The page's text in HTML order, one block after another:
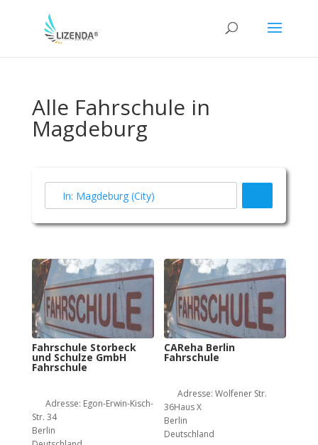
Alle Fahrschule in
Magdeburg
Fahrschule Storbeck
und Schulze GmbH
Fahrschule
Adresse: Egon-Erwin-Kisch-
Str. 34
Berlin
CAReha Berlin
Fahrschule
Adresse:Wolfener Str.
36Haus X
Berlin
Deutschland